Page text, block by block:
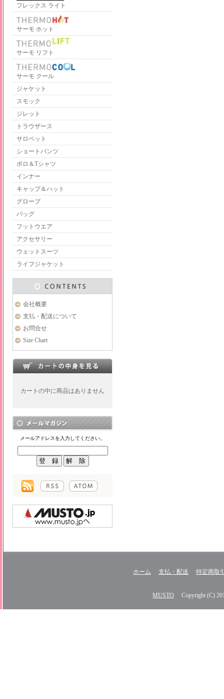
フレックス ライト
サーモ ホット
サーモ リフト
サーモ クール
ジャケット
スモック
ジレット
トラウザース
サロペット
ショートパンツ
ポロ＆Tシャツ
インナー
キャップ＆ハット
グローブ
バッグ
フットウエア
アクセサリー
ウェットスーツ
ライフジャケット
会社概要
支払・配送について
お問合せ
Size Chart
カートの中に商品はありません
メールアドレスを入力してください。
ホーム 支払・配送 特定商取
MUSTO Copyright (C)